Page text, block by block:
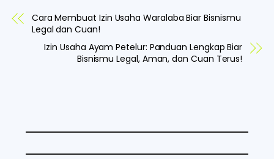
a
k
i
n
k
n
h
a
t
p
Cara Membuat Izin Usaha Waralaba Biar Bisnismu
Legal dan Cuan!
Izin Usaha Ayam Petelur: Panduan Lengkap Biar
Bisnismu Legal, Aman, dan Cuan Terus!